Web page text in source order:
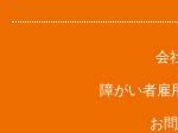
会
障がい者雇
お